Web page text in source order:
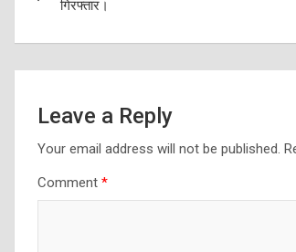
गिरफ्तार।
Leave a Reply
Your email address will not be published.
Comment *